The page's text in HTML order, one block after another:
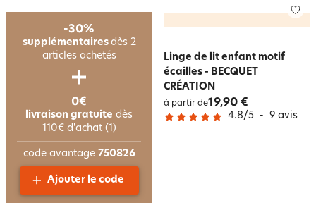
Linge de lit enfant motif
écailles - BECQUET
CRÉATION
à partir de19,90 €
4.8/5 - 9 avis
-30%
supplémentaires dès 2
articles achetés
0€
livraison gratuite dès
110€ d'achat (1)
code avantage 750826
Ajouter le code